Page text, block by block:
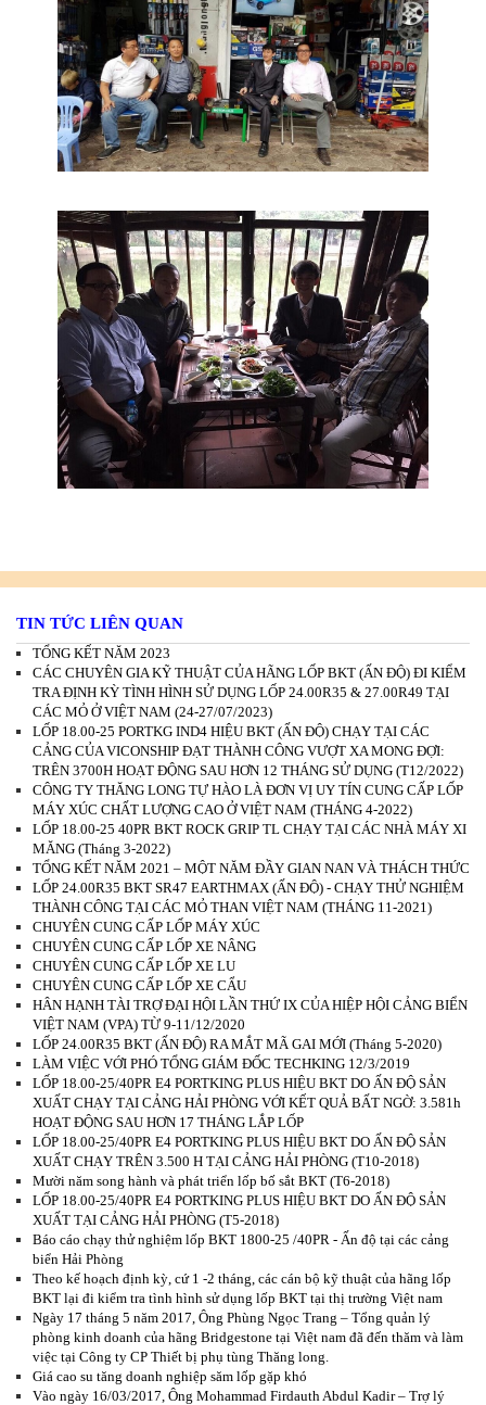
TIN TỨC LIÊN QUAN
TỔNG KẾT NĂM 2023
CÁC CHUYÊN GIA KỸ THUẬT CỦA HÃNG LỐP BKT (ẤN ĐỘ) ĐI KIỂM
TRA ĐỊNH KỲ TÌNH HÌNH SỬ DỤNG LỐP 24.00R35 & 27.00R49 TẠI
CÁC MỎ Ở VIỆT NAM (24-27/07/2023)
LỐP 18.00-25 PORTKG IND4 HIỆU BKT (ẤN ĐỘ) CHẠY TẠI CÁC
CẢNG CỦA VICONSHIP ĐẠT THÀNH CÔNG VƯỢT XA MONG ĐỢI:
TRÊN 3700H HOẠT ĐỘNG SAU HƠN 12 THÁNG SỬ DỤNG (T12/2022)
CÔNG TY THĂNG LONG TỰ HÀO LÀ ĐƠN VỊ UY TÍN CUNG CẤP LỐP
MÁY XÚC CHẤT LƯỢNG CAO Ở VIỆT NAM (THÁNG 4-2022)
LỐP 18.00-25 40PR BKT ROCK GRIP TL CHẠY TẠI CÁC NHÀ MÁY XI
MĂNG (Tháng 3-2022)
TỔNG KẾT NĂM 2021 – MỘT NĂM ĐẦY GIAN NAN VÀ THÁCH THỨC
LỐP 24.00R35 BKT SR47 EARTHMAX (ẤN ĐỘ) - CHẠY THỬ NGHIỆM
THÀNH CÔNG TẠI CÁC MỎ THAN VIỆT NAM (THÁNG 11-2021)
CHUYÊN CUNG CẤP LỐP MÁY XÚC
CHUYÊN CUNG CẤP LỐP XE NÂNG
CHUYÊN CUNG CẤP LỐP XE LU
CHUYÊN CUNG CẤP LỐP XE CẨU
HÂN HẠNH TÀI TRỢ ĐẠI HỘI LẦN THỨ IX CỦA HIỆP HỘI CẢNG BIỂN
VIỆT NAM (VPA) TỪ 9-11/12/2020
LỐP 24.00R35 BKT (ẤN ĐỘ) RA MẮT MÃ GAI MỚI (Tháng 5-2020)
LÀM VIỆC VỚI PHÓ TỔNG GIÁM ĐỐC TECHKING 12/3/2019
LỐP 18.00-25/40PR E4 PORTKING PLUS HIỆU BKT DO ẤN ĐỘ SẢN
XUẤT CHẠY TẠI CẢNG HẢI PHÒNG VỚI KẾT QUẢ BẤT NGỜ: 3.581h
HOẠT ĐỘNG SAU HƠN 17 THÁNG LẮP LỐP
LỐP 18.00-25/40PR E4 PORTKING PLUS HIỆU BKT DO ẤN ĐỘ SẢN
XUẤT CHẠY TRÊN 3.500 H TẠI CẢNG HẢI PHÒNG (T10-2018)
Mười năm song hành và phát triển lốp bố sắt BKT (T6-2018)
LỐP 18.00-25/40PR E4 PORTKING PLUS HIỆU BKT DO ẤN ĐỘ SẢN
XUẤT TẠI CẢNG HẢI PHÒNG (T5-2018)
Báo cáo chạy thử nghiệm lốp BKT 1800-25 /40PR - Ấn độ tại các cảng
biển Hải Phòng
Theo kế hoạch định kỳ, cứ 1 -2 tháng, các cán bộ kỹ thuật của hãng lốp
BKT lại đi kiểm tra tình hình sử dụng lốp BKT tại thị trường Việt nam
Ngày 17 tháng 5 năm 2017, Ông Phùng Ngọc Trang – Tổng quản lý
phòng kinh doanh của hãng Bridgestone tại Việt nam đã đến thăm và làm
việc tại Công ty CP Thiết bị phụ tùng Thăng long.
Giá cao su tăng doanh nghiệp săm lốp gặp khó
Vào ngày 16/03/2017, Ông Mohammad Firdauth Abdul Kadir – Trợ lý